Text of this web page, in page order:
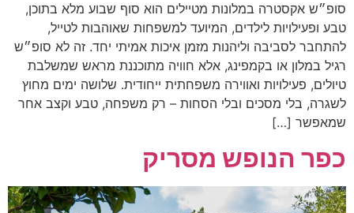
סופ״ש אקסטרה במלונות מטיילים הוא סוף שבוע מלא בתוכן,
טבע ופעילויות לילדים, המיועד למשפחות שאוהבות לטייל,
להתחבר לסביבה וליהנות מזמן איכות אמיתי יחד. זה לא סופ״ש
רגיל במלון או בקמפינג, אלא חוויה מתוכננת מראש שמשלבת
טיולים, פעילויות ואווירה משפחתית ייחודית. שלושה ימים מחוץ
לשגרה, בלי מסכים ובלי הסחות – רק משפחה, טבע וקצב אחר
שמאפשר […]
כפר הנופש מסריק